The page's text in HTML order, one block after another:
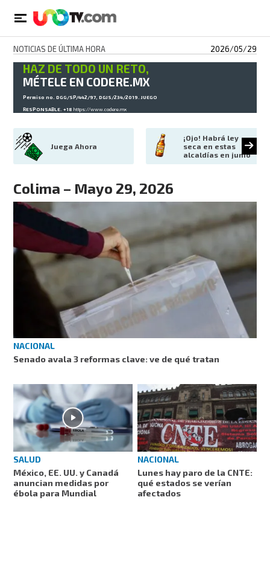
NOTICIAS DE ÚLTIMA HORA 2026/05/29
HAZ DE TODO UN RETO,
MÉTELE EN CODERE.MX
Permiso no. DGG/SP/442/97, DGJS/234/2019. JUEGO
RESPONSABLE. +18https://www.codere.mx
Juega Ahora
¡Ojo! Habrá ley
seca en estas
alcaldías en junio
Colima – Mayo 29, 2026
NACIONAL
Senado avala 3 reformas clave: ve de qué tratan
SALUD
México, EE. UU. y Canadá
anuncian medidas por
ébola para Mundial
NACIONAL
Lunes hay paro de la CNTE:
qué estados se verían
afectados